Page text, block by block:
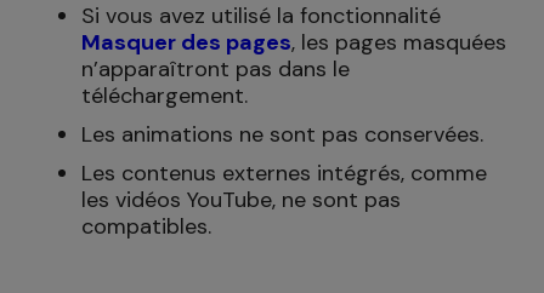
Si vous avez utilisé la fonctionnalité
Masquer des pages, les pages masquées
n’apparaîtront pas dans le
téléchargement.
Les animations ne sont pas conservées.
Les contenus externes intégrés, comme
les vidéos YouTube, ne sont pas
compatibles.